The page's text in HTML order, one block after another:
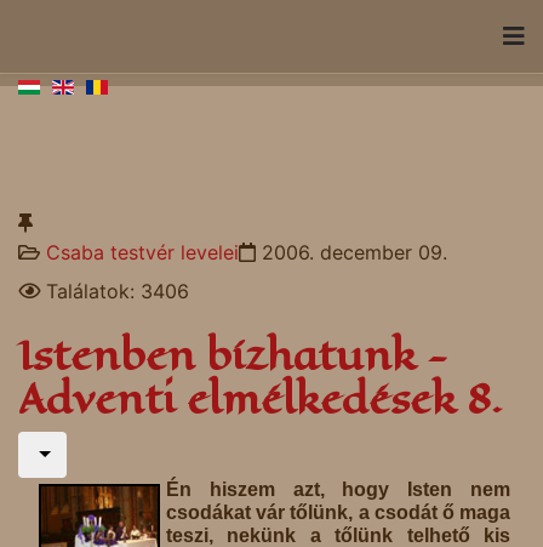
Csaba testvér levelei
2006. december 09.
Találatok: 3406
Istenben bízhatunk -
Adventi elmélkedések 8.
Én hiszem azt, hogy Isten nem
csodákat vár tőlünk, a csodát ő maga
teszi, nekünk a tőlünk telhető kis